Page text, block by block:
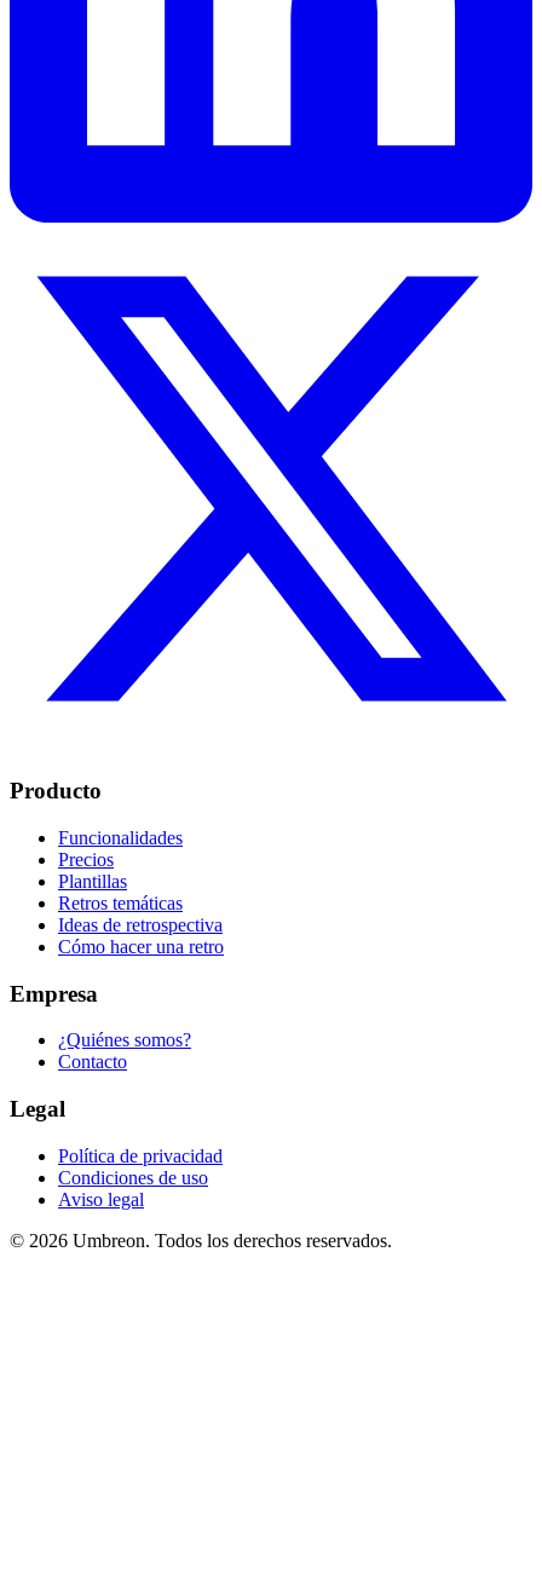
Producto
Funcionalidades
Precios
Plantillas
Retros temáticas
Ideas de retrospectiva
Cómo hacer una retro
Empresa
¿Quiénes somos?
Contacto
Legal
Política de privacidad
Condiciones de uso
Aviso legal
© 2026 Umbreon. Todos los derechos reservados.